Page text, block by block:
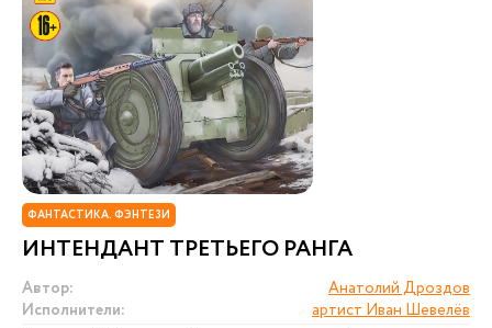
ФАНТАСТИКА. ФЭНТЕЗИ
ИНТЕНДАНТ ТРЕТЬЕГО РАНГА
Автор:
Анатолий Дроздов
Исполнители:
артист Иван Шевелёв